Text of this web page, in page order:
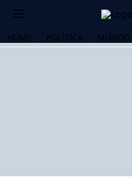
HOME POLÍTICA MUNDO